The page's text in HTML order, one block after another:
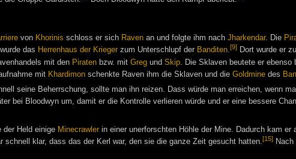
von Khorinis schloss er sich Ravenan und folgte ihm nach Jharkendar. Die
das Herrenhaus der Kriegerzum Unterschlupf der Banditen.[9]Dort wurde er
mit den Piratenbzw. mit Gregund Skip. Die Sklaven beutete er ebenso
mit Khardimonschenkte Raven ihm die Sklaven und die Goldminedes
seine Beherrschung, sollte man ihn reizen. Dass würde man erreichen, wenn
bei Bloodwyn um, damit er die Kontrolle verlieren würde und er eine bessere
Held einige Minecrawlerin einer unerforschten Höhle der Mine. Dadurch kam er
klar, dass das der Kerl war, den sie die ganze Zeit gesucht hatten.[15]Nach